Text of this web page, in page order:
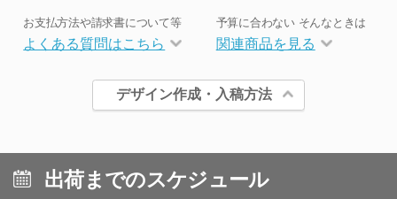
お支払方法や請求書について等
よくある質問はこちら
予算に合わない そんなときは
関連商品を見る
デザイン作成・入稿方法
出荷までのスケジュール